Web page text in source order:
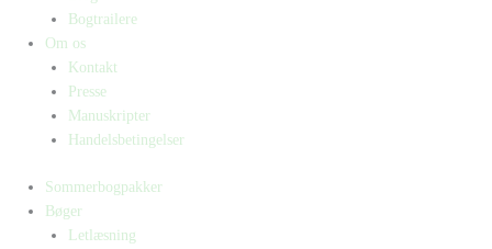
Bogtrailere
Om os
Kontakt
Presse
Manuskripter
Handelsbetingelser
Sommerbogpakker
Bøger
Letlæsning